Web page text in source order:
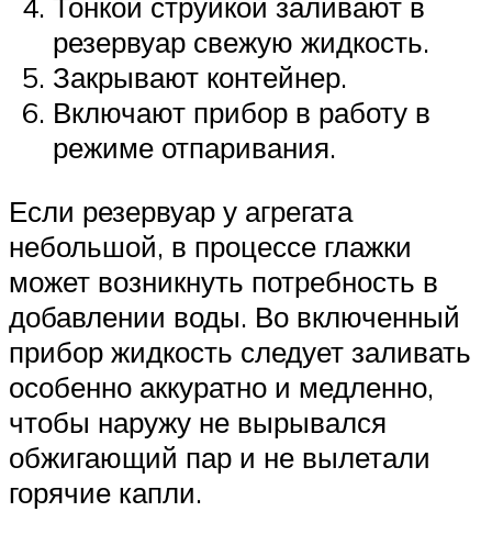
резервуар свежую жидкость.
Закрывают контейнер.
Включают прибор в работу в
режиме отпаривания.
Если резервуар у агрегата
небольшой, в процессе глажки
может возникнуть потребность в
добавлении воды. Во включенный
прибор жидкость следует заливать
особенно аккуратно и медленно,
чтобы наружу не вырывался
обжигающий пар и не вылетали
горячие капли.